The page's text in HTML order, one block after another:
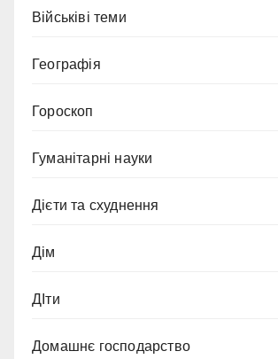
Військіві теми
Географія
Гороскоп
Гуманітарні науки
Дієти та схуднення
Дім
ДІти
Домашнє господарство